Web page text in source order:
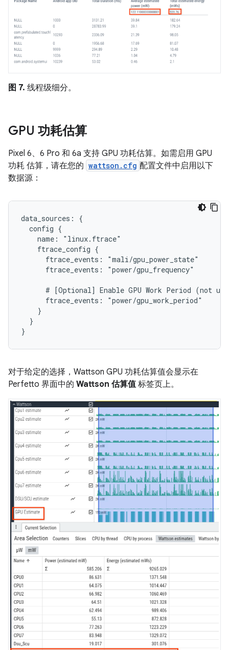
图 7. 线程级细分。
GPU 功耗估算
Pixel 6、6 Pro 和 6a 支持 GPU 功耗估算。如需启用 GPU
功耗 估算，请在您的 wattson.cfg 配置文件中启用以下
数据源：
data_sources: {
  config {
    name: "linux.ftrace"
    ftrace_config {
      ftrace_events: "mali/gpu_power_state"
      ftrace_events: "power/gpu_frequency"
# [Optional] Enable GPU Work Period (not
      ftrace_events: "power/gpu_work_period"
    }
  }
对于给定的选择，Wattson GPU 功耗估算值会显示在
Perfetto 界面中的 Wattson 估算值标签页上。